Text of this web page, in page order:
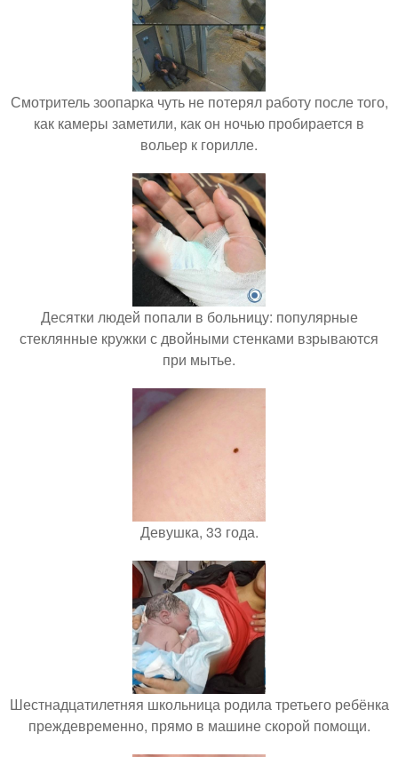
Смотритель зоопарка чуть не потерял работу после того,
как камеры заметили, как он ночью пробирается в
вольер к горилле.
Десятки людей попали в больницу: популярные
стеклянные кружки с двойными стенками взрываются
при мытье.
Девушка, 33 года.
Шестнадцатилетняя школьница родила третьего ребёнка
преждевременно, прямо в машине скорой помощи.